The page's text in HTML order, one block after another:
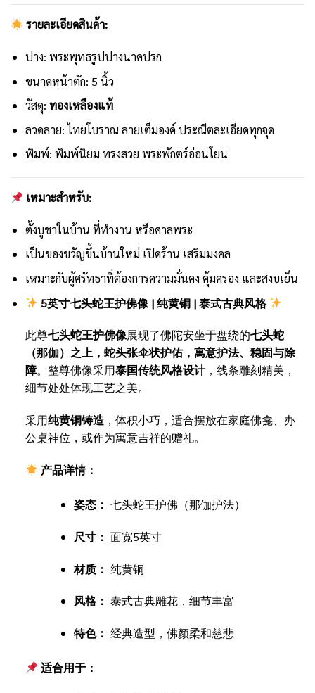
รายละเอียดสินค้า:
ปาง: พระพุทธรูปปางนาคปรก
ขนาดหน้าตัก: 5 นิ้ว
วัสดุ: ทองเหลืองแท้
ลวดลาย: ไทยโบราณ ลายเต็มองค์ ประณีตละเอียดทุกจุด
พิมพ์: พิมพ์นิยม ทรงสวย พระพักตร์อ่อนโยน
เหมาะสำหรับ:
ตั้งบูชาในบ้าน ที่ทำงาน หรือศาลพระ
เป็นของขวัญขึ้นบ้านใหม่ เปิดร้าน เสริมมงคล
เหมาะกับผู้ศรัทธาที่ต้องการความมั่นคง คุ้มครอง และสงบเย็น
5英寸七头蛇王护佛像 | 纯黄铜 | 泰式古典风格
此尊七头蛇王护佛像展现了佛陀安坐于盘绕的七头蛇
（那伽）之上，蛇头张伞状护佑，寓意护法、稳固与除
障。整尊佛像采用泰国传统风格设计，线条雕刻精美，
细节处处体现工艺之美。
采用纯黄铜铸造，体积小巧，适合摆放在家庭佛龛、办
公桌神位，或作为寓意吉祥的赠礼。
产品详情：
姿态： 七头蛇王护佛（那伽护法）
尺寸： 面宽5英寸
材质： 纯黄铜
风格： 泰式古典雕花，细节丰富
特色： 经典造型，佛颜柔和慈悲
适合用于：